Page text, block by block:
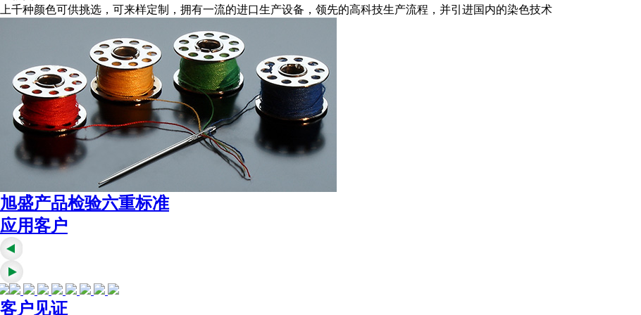
上千种颜色可供挑选，可来样定制，拥有一流的进口生产设备，领先的高科技生产流程，并引进国内的染色技术
旭盛产品检验六重标准
应用客户
客户见证